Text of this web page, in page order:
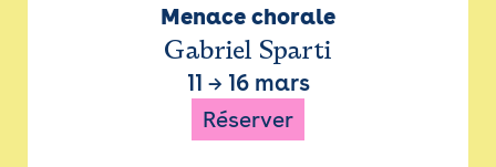
Menace chorale
Gabriel Sparti
11 → 16 mars
Réserver